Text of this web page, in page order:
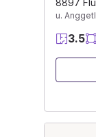
8897
u.
3.5